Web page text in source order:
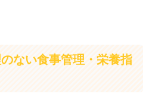
ない食事管理・栄養指